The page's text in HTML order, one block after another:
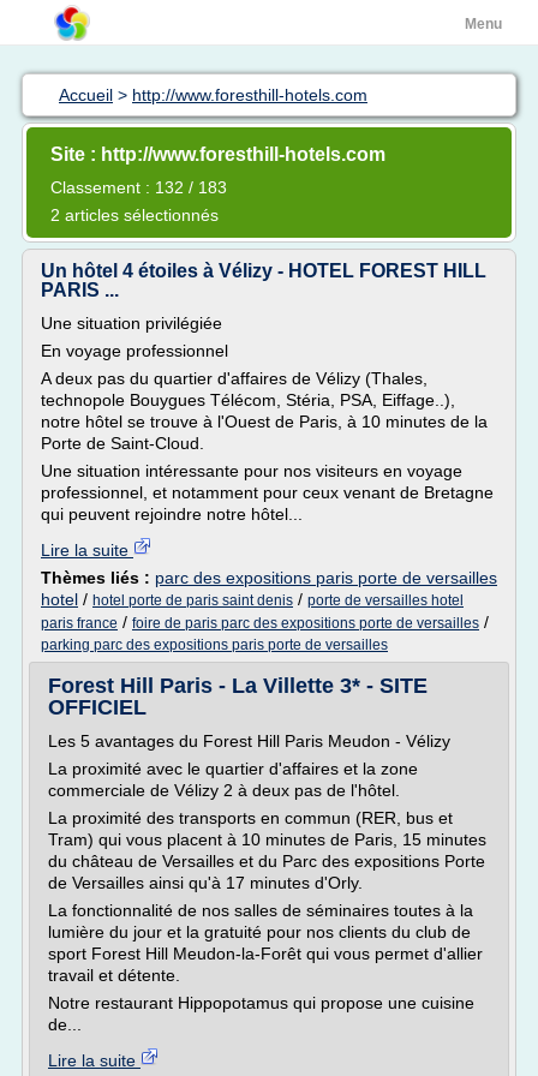
Menu
Accueil > http://www.foresthill-hotels.com
Site : http://www.foresthill-hotels.com
Classement : 132 / 183
2 articles sélectionnés
Un hôtel 4 étoiles à Vélizy - HOTEL FOREST HILL
PARIS ...
Une situation privilégiée
En voyage professionnel
A deux pas du quartier d'affaires de Vélizy (Thales,
technopole Bouygues Télécom, Stéria, PSA, Eiffage..),
notre hôtel se trouve à l'Ouest de Paris, à 10 minutes de la
Porte de Saint-Cloud.
Une situation intéressante pour nos visiteurs en voyage
professionnel, et notamment pour ceux venant de Bretagne
qui peuvent rejoindre notre hôtel...
Lire la suite
Thèmes liés : parc des expositions paris porte de versailles
hotel / hotel porte de paris saint denis / porte de versailles hotel
paris france / foire de paris parc des expositions porte de versailles /
parking parc des expositions paris porte de versailles
Forest Hill Paris - La Villette 3* - SITE
OFFICIEL
Les 5 avantages du Forest Hill Paris Meudon - Vélizy
La proximité avec le quartier d'affaires et la zone
commerciale de Vélizy 2 à deux pas de l'hôtel.
La proximité des transports en commun (RER, bus et
Tram) qui vous placent à 10 minutes de Paris, 15 minutes
du château de Versailles et du Parc des expositions Porte
de Versailles ainsi qu'à 17 minutes d'Orly.
La fonctionnalité de nos salles de séminaires toutes à la
lumière du jour et la gratuité pour nos clients du club de
sport Forest Hill Meudon-la-Forêt qui vous permet d'allier
travail et détente.
Notre restaurant Hippopotamus qui propose une cuisine
de...
Lire la suite